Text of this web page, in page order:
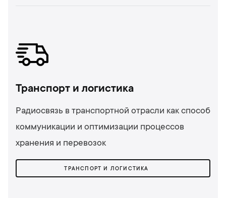
Транспорт и логистика
Радиосвязь в транспортной отрасли как способ
коммуникации и оптимизации процессов
хранения и перевозок
ТРАНСПОРТ И ЛОГИСТИКА